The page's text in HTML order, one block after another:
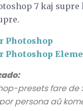
7 kaj supre
Photoshop
Photoshop
presets fare de
persona aŭ